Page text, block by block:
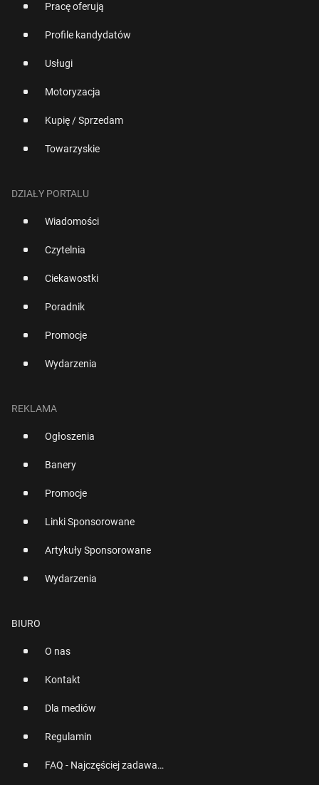
Pracę oferują
Profile kandydatów
Usługi
Motoryzacja
Kupię / Sprzedam
Towarzyskie
DZIAŁY PORTALU
Wiadomości
Czytelnia
Ciekawostki
Poradnik
Promocje
Wydarzenia
REKLAMA
Ogłoszenia
Banery
Promocje
Linki Sponsorowane
Artykuły Sponsorowane
Wydarzenia
BIURO
O nas
Kontakt
Dla mediów
Regulamin
FAQ - Najczęściej zadawane pytania